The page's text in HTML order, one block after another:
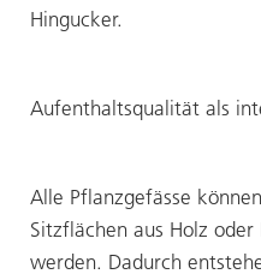
Hingucker.
Aufenthaltsqualität als
Alle Pflanzgefässe
Sitzflächen aus Holz
werden. Dadurch